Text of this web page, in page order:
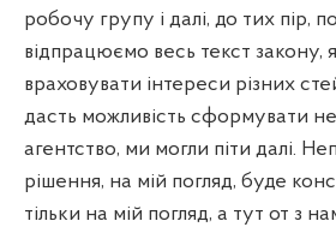
робочу групу і далі, до тих пір,
відпрацюємо весь текст закону,
враховувати інтереси різних
дасть можливість сформувати
агентство, ми могли піти далі.
рішення, на мій погляд, буде
тільки на мій погляд, а тут от з